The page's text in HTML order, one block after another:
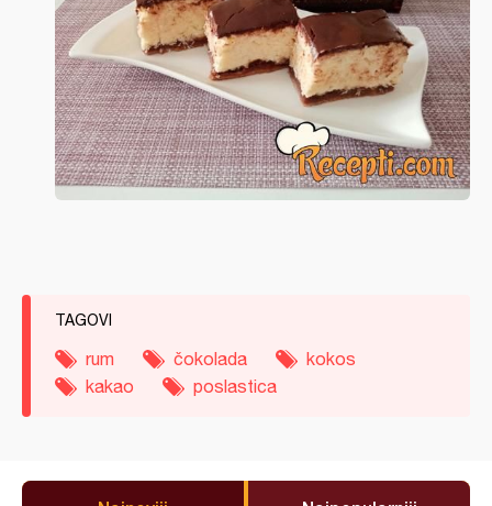
TAGOVI
rum čokolada
kokos
kakao
poslastica